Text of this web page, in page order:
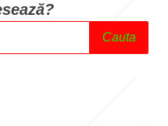
sează?
Cauta